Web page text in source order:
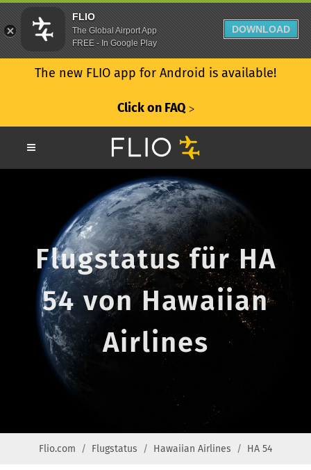
The new FLIO app for Android is available!
Click on FAQ ᐳ
Flugstatus für HA
54 von Hawaiian
Airlines
Flio.com Flugstatus Hawaiian Airlines HA 54
FLIO
The Global Airport App
FREE - In Google Play
DOWNLOAD